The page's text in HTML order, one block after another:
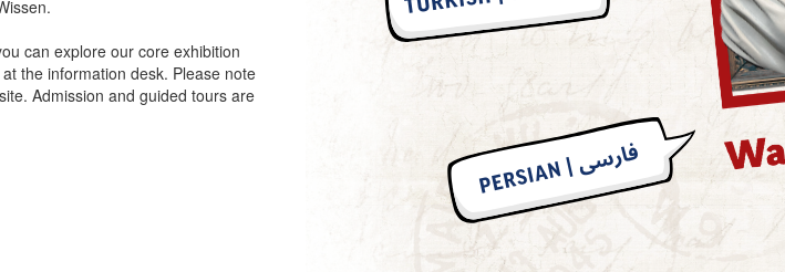
can explore our core exhibition
the information desk. Please note
Admission and guided tours are